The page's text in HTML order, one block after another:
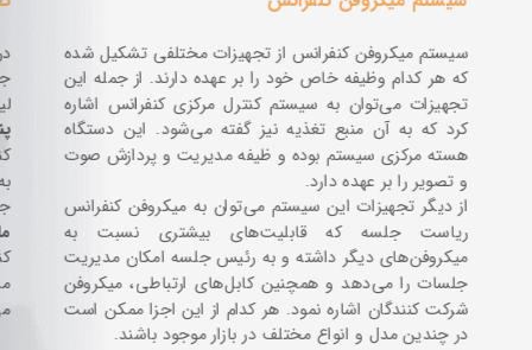
سیستم میکروفن کنفرانس از تجهیزات مختلفی تشکیل شده
که هر کدام وظیفه خاص خود را بر عهده دارند. از جمله این
تجهیزات می‌توان به سیستم کنترل مرکزی کنفرانس اشاره
کرد که به آن منبع تغذیه نیز گفته می‌شود. این دستگاه
هسته مرکزی سیستم بوده و ظیفه مدیریت و پردازش صوت
و تصویر را بر عهده دارد.
از دیگر تجهیزات این سیستم می‌توان به میکروفن کنفرانس
ریاست جلسه که قابلیت‌‌های بیشتری نسبت به
میکروفن‌های دیگر داشته و به رئیس جلسه امکان مدیریت
جلسات را می‌دهد و همچنین کابل‌های ارتباطی، میکروفن
شرکت کنندگان اشاره نمود. هر کدام از این اجزا ممکن است
در چندین مدل و انواع مختلف در بازار موجود باشند.